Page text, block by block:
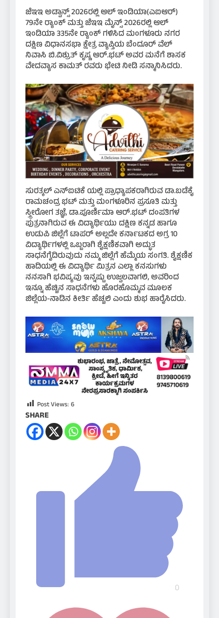
ಜೆಇಇ ಅಡ್ವಾನ್ಸ್ 2026ರಲ್ಲಿ ಆಲ್ ಇಂಡಿಯಾ(ಎಐಆರ್)
79ನೇ ರ‍್ಯಾಂಕ್ ಮತ್ತು ಜೆಇಇ ಮೈನ್ಸ್ 2026ರಲ್ಲಿ ಆಲ್
ಇಂಡಿಯಾ 335ನೇ ರ‍್ಯಾಂಕ್ ಗಳಿಸಿದ ಮಂಗಳೂರು ನಗರ
ದಕ್ಷಿಣ ವಿಧಾನಸಭಾ ಕ್ಷೇತ್ರ ವ್ಯಾಪ್ತಿಯ ಬೆಂದೂರ್ ವೆಲ್
ನಿವಾಸಿ ಬಿ.ವಿಶ್ರುತ್‌ ಕೃಷ್ಣ ಆರ್.ಭಟ್‌ ಅವರ ಮನೆಗೆ ಶಾಸಕ
ವೇದವ್ಯಾಸ ಕಾಮತ್ ರವರು ಭೇಟಿ ನೀಡಿ ಸನ್ಮಾನಿಸಿದರು.
ಸುರತ್ಕಲ್ ಎನ್‌ಐಟಿಕೆ ಯಲ್ಲಿ ಪ್ರಾಧ್ಯಾಪಕರಾಗಿರುವ ಡಾ.ಬಡೆಕೈ
ರಾಮಚಂದ್ರ ಭಟ್ ಮತ್ತು ಮಂಗಳೂರಿನ ಪ್ರಸೂತಿ ಮತ್ತು
ಸ್ತ್ರೀರೋಗ ತಜ್ಞೆ, ಡಾ.ಪೂರ್ಣಿಮಾ ಆರ್.ಭಟ್ ದಂಪತಿಗಳ
ಪುತ್ರನಾಗಿರುವ ಈ ವಿದ್ಯಾರ್ಥಿಯು ದಕ್ಷಿಣ ಕನ್ನಡ ಹಾಗೂ
ಉಡುಪಿ ಜಿಲ್ಲೆಗೆ ಟಾಪ‌ರ್ ಅಲ್ಲದೇ ಕರ್ನಾಟಕದ ಅಗ್ರ 10
ವಿದ್ಯಾರ್ಥಿಗಳಲ್ಲಿ ಒಬ್ಬರಾಗಿ ಶೈಕ್ಷಣಿಕವಾಗಿ ಅದ್ಭುತ
ಸಾಧನೆಗೈದಿರುವುದು ನಮ್ಮ ಜಿಲ್ಲೆಗೆ ಹೆಮ್ಮೆಯ ಸಂಗತಿ. ಶೈಕ್ಷಣಿಕ
ಹಾದಿಯಲ್ಲಿ ಈ ವಿದ್ಯಾರ್ಥಿ ಮಿತ್ರನ ಎಲ್ಲಾ ಕನಸುಗಳು
ನನಸಾಗಿ ಭವಿಷ್ಯವು ಇನ್ನಷ್ಟು ಉಜ್ವಲವಾಗಲಿ, ಅವರಿಂದ
ಇನ್ನೂ ಹೆಚ್ಚಿನ ಸಾಧನೆಗಳು ಹೊರಹೊಮ್ಮವ ಮೂಲಕ
ಜಿಲ್ಲೆಯ-ನಾಡಿನ ಕೀರ್ತಿ ಹೆಚ್ಚಲಿ ಎಂದು ಶುಭ ಹಾರೈಸಿದರು.
Post Views: 6
SHARE